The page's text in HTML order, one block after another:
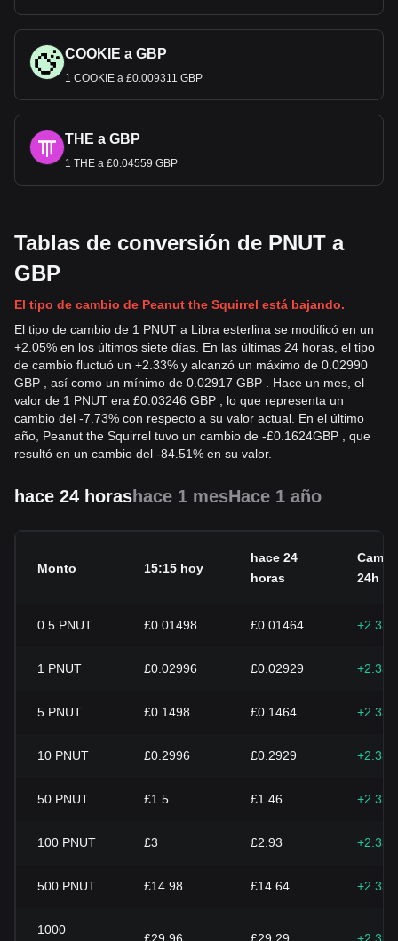
COOKIE a GBP
1 COOKIE a £0.009311 GBP
THE a GBP
1 THE a £0.04559 GBP
Tablas de conversión de PNUT a
GBP
El tipo de cambio de Peanut the Squirrel está bajando.
El tipo de cambio de 1 PNUT a Libra esterlina se modificó en un
+2.05% en los últimos siete días. En las últimas 24 horas, el tipo
de cambio fluctuó un +2.33% y alcanzó un máximo de 0.02990
GBP , así como un mínimo de 0.02917 GBP . Hace un mes, el
valor de 1 PNUT era £0.03246 GBP , lo que representa un
cambio del -7.73% con respecto a su valor actual. En el último
año, Peanut the Squirrel tuvo un cambio de -£0.1624GBP , que
resultó en un cambio del -84.51% en su valor.
hace 24 horashace 1 mesHace 1 año
Monto 15:15 hoy
hace 24
horas
24h
0.5 PNUT £0.01498 £0.01464
1 PNUT £0.02996 £0.02929
5 PNUT £0.1498 £0.1464
10 PNUT £0.2996 £0.2929
50 PNUT £1.5 £1.46
100 PNUT £3 £2.93
500 PNUT £14.98 £14.64
1000